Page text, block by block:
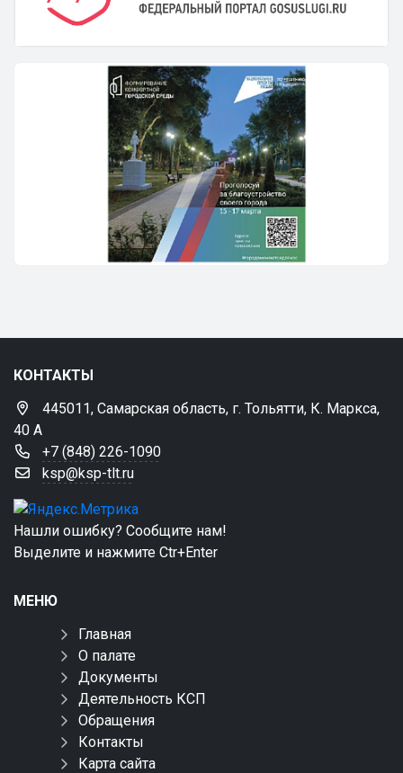
КОНТАКТЫ
445011, Самарская область, г. Тольятти, К. Маркса,
40 А
+7 (848) 226-1090
ksp@ksp-tlt.ru
Нашли ошибку? Сообщите нам!
Выделите и нажмите Ctr+Enter
МЕНЮ
Главная
О палате
Документы
Деятельность КСП
Обращения
Контакты
Карта сайта